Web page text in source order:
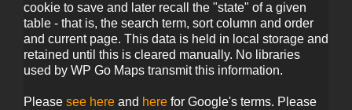
cookie to save and later recall the "state" of a given
table - that is, the search term, sort column and order
and current page. This data is held in local storage and
retained until this is cleared manually. No libraries
used by WP Go Maps transmit this information.
Please see here and here for Google's terms. Please